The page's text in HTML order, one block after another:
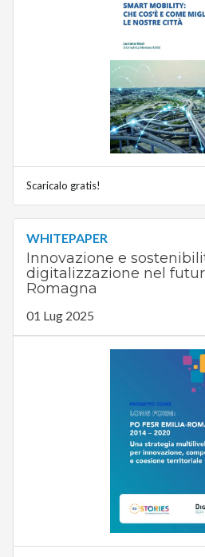
Scaricalo gratis!
WHITEPAPER
Innovazione e
digitalizzazione nel
Romagna
01 Lug 2025